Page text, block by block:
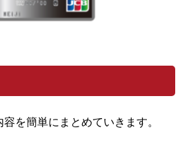
を簡単にまとめていきます。